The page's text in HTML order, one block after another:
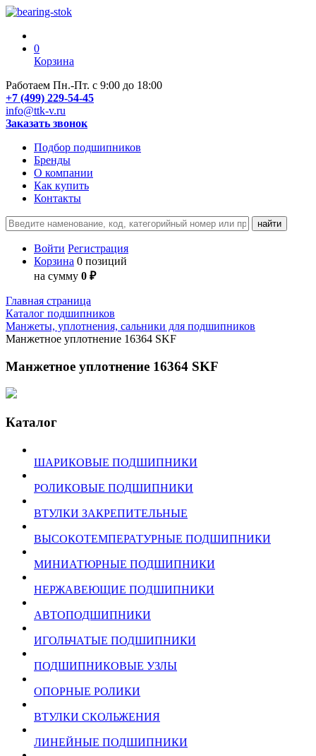
0
Корзина
Работаем Пн.-Пт. с 9:00 до 18:00
+7 (499) 229-54-45
info@ttk-v.ru
Заказать звонок
Подбор подшипников
Бренды
О компании
Как купить
Контакты
Войти Регистрация
Корзина 0 позиций
на сумму 0 ₽
Главная страница
Каталог подшипников
Манжеты, уплотнения, сальники для подшипников
Манжетное уплотнение 16364 SKF
Манжетное уплотнение 16364 SKF
Каталог
ШАРИКОВЫЕ ПОДШИПНИКИ
РОЛИКОВЫЕ ПОДШИПНИКИ
ВТУЛКИ ЗАКРЕПИТЕЛЬНЫЕ
ВЫСОКОТЕМПЕРАТУРНЫЕ ПОДШИПНИКИ
МИНИАТЮРНЫЕ ПОДШИПНИКИ
НЕРЖАВЕЮЩИЕ ПОДШИПНИКИ
АВТОПОДШИПНИКИ
ИГОЛЬЧАТЫЕ ПОДШИПНИКИ
ПОДШИПНИКОВЫЕ УЗЛЫ
ОПОРНЫЕ РОЛИКИ
ВТУЛКИ СКОЛЬЖЕНИЯ
ЛИНЕЙНЫЕ ПОДШИПНИКИ